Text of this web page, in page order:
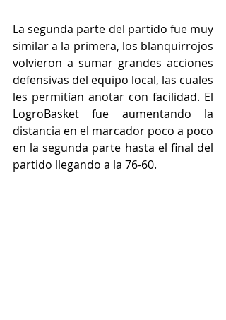
La segunda parte del partido fue muy
similar a la primera, los blanquirrojos
volvieron a sumar grandes acciones
defensivas del equipo local, las cuales
les permitían anotar con facilidad. El
LogroBasket fue aumentando la
distancia en el marcador poco a poco
en la segunda parte hasta el final del
partido llegando a la 76-60.